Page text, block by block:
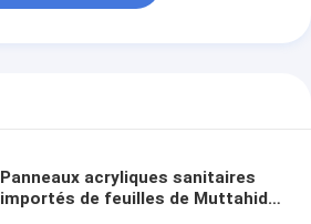
Panneaux acryliques sanitaires
importés de feuilles de Muttahida